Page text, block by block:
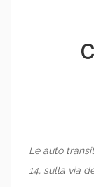
Le auto
14, sulla via